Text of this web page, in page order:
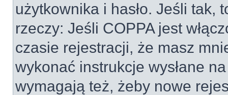
użytkownika i hasło. Jeśli tak,
rzeczy: Jeśli COPPA jest
czasie rejestracji, że masz
wykonać instrukcje wysłane
wymagają też, żeby nowe